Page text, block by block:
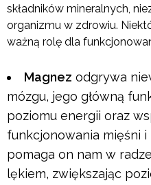
składników mineralnych,
organizmu w zdrowiu.
ważną rolę dla
Magnez odgrywa
mózgu, jego główną
poziomu energii oraz
funkcjonowania mięśni i
pomaga on nam w
lękiem, zwiększając